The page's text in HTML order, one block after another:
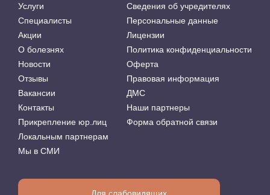
Услуги
Специалисты
Акции
О болезнях
Новости
Отзывы
Вакансии
Контакты
Прикрепление юр.лиц
Локальным партнерам
Мы в СМИ
Сведения об учредителях
Персональные данные
Лицензии
Политика конфиденциальности
Оферта
Правовая информация
ДМС
Наши партнеры
Форма обратной связи